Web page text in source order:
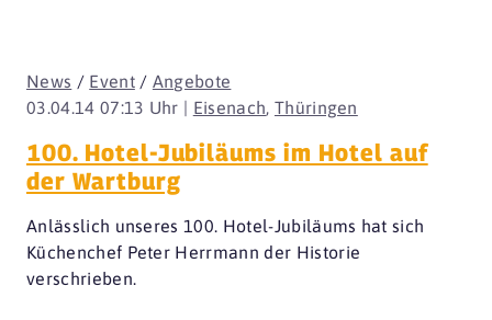
03.04.14 07:13 Uhr | Eisenach, Thüringen
News / Event/ Angebote
100. Hotel-Jubiläums im Hotel auf
der Wartburg
Anlässlich unseres 100. Hotel-Jubiläums hat sich
Küchenchef Peter Herrmann der Historie
verschrieben.